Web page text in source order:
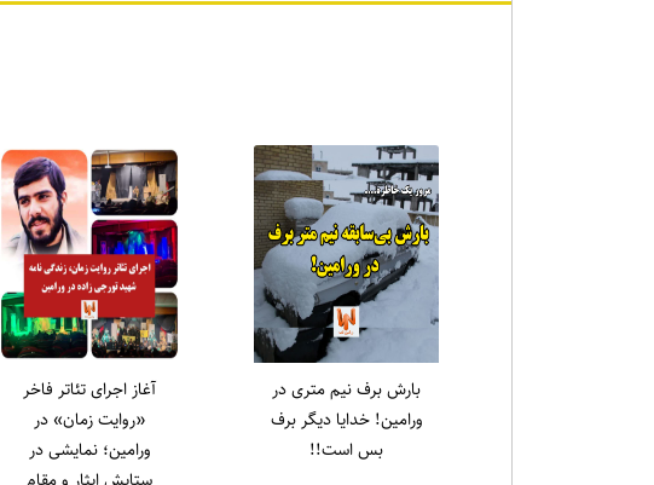
یادواره شهدای قیام ۱۵
خرداد در حرم مطهر
امام‌زاده جعفر برگزار شد
رسول سالاری در نماز
جمعه ورامین:
نهج‌البلاغه را طاقچه